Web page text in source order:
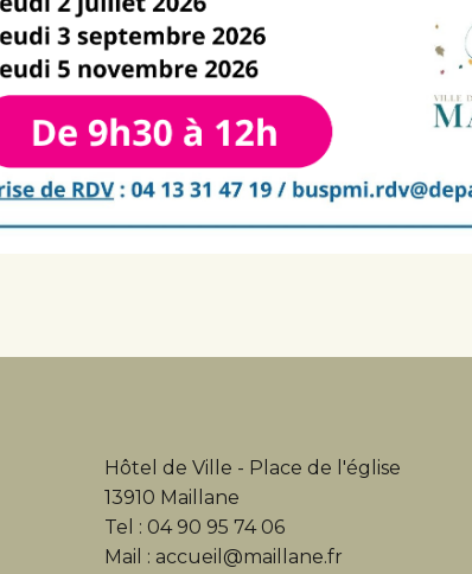
Hôtel de Ville - Place de l'église
13910 Maillane
Tel : 04 90 95 74 06
Mail : accueil@maillane.fr